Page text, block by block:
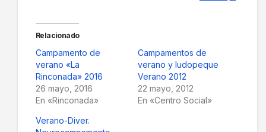
Relacionado
Campamento de
verano «La
Rinconada» 2016
26 mayo, 2016
En «Rinconada»
Campamentos de
verano y ludopeque
Verano 2012
22 mayo, 2012
En «Centro Social»
Verano-Diver.